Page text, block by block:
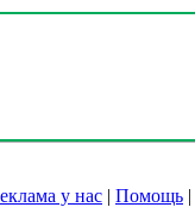
у нас | Помощь |